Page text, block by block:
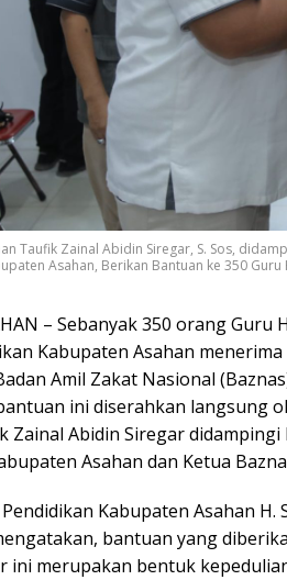
Taufik Zainal Abidin Siregar, S. Sos,
Asahan, Berikan Bantuan ke 350 Guru
– Sebanyak 350 orang
Kabupaten Asahan
Amil Zakat Nasional
ini diserahkan langsung
Zainal Abidin Siregar didampingi
Asahan dan Ketua
Kabupaten Asahan
bantuan yang
ini merupakan bentuk